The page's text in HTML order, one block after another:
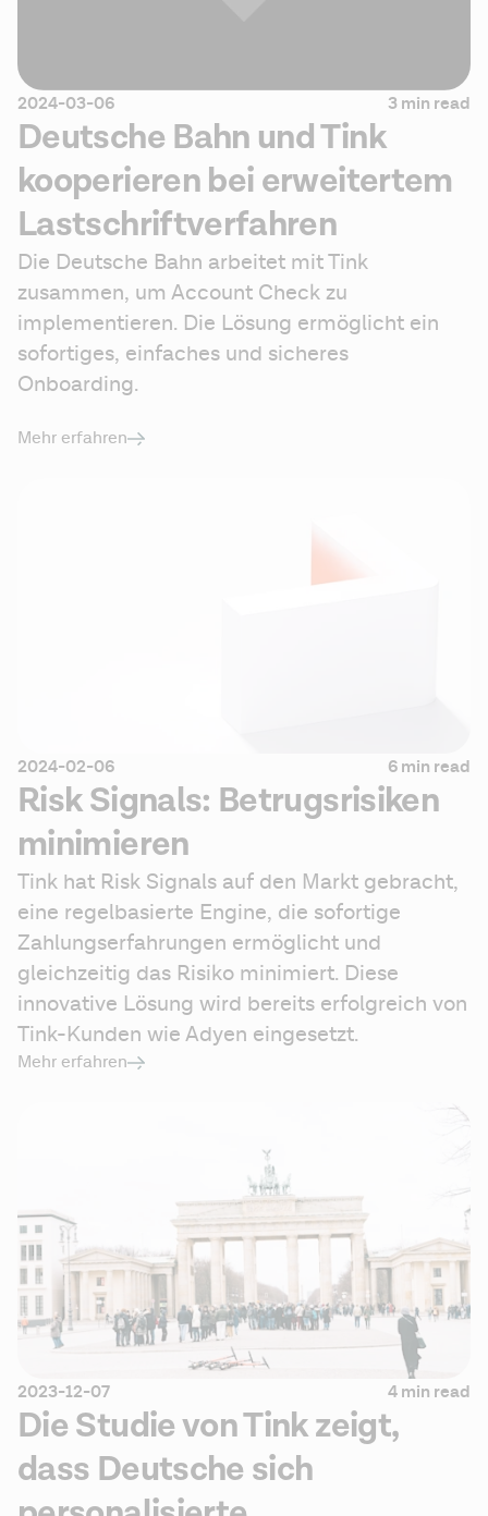
2024-03-06 3 min read
Deutsche Bahn und Tink
kooperieren bei erweitertem
Lastschriftverfahren
Die Deutsche Bahn arbeitet mit Tink
zusammen, um Account Check zu
implementieren. Die Lösung ermöglicht ein
sofortiges, einfaches und sicheres
Onboarding.
Mehr erfahren
2024-02-06 6 min read
Risk Signals: Betrugsrisiken
minimieren
Tink hat Risk Signals auf den Markt gebracht,
eine regelbasierte Engine, die sofortige
Zahlungserfahrungen ermöglicht und
gleichzeitig das Risiko minimiert. Diese
innovative Lösung wird bereits erfolgreich von
Tink-Kunden wie Adyen eingesetzt.
Mehr erfahren
2023-12-07 4 min read
Die Studie von Tink zeigt,
dass Deutsche sich